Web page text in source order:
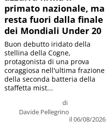
primato nazionale, ma
resta fuori dalla finale
dei Mondiali Under 20
di
Davide Pellegrino
il 06/08/2026
Buon debutto iridato della
stellina della Cogne,
protagonista di una prova
coraggiosa nell'ultima frazione
della seconda batteria della
staffetta mist...